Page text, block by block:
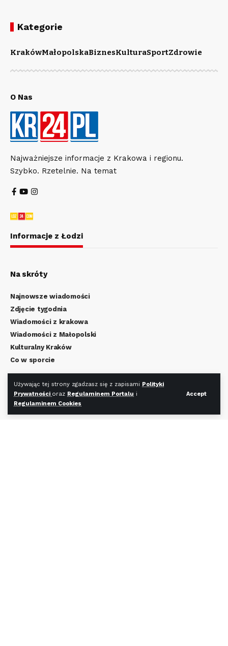
Używając tej strony zgadzasz się z zapisami Polityki
Prywatności oraz Regulaminem Portalu i
Regulaminem Cookies
Accept
Kategorie
KrakówMałopolskaBiznesKulturaSportZdrowie
O Nas
Najważniejsze informacje z Krakowa i regionu.
Szybko. Rzetelnie. Na temat
Informacje z Łodzi
Na skróty
Najnowsze wiadomości
Zdjęcie tygodnia
Wiadomości z krakowa
Wiadomości z Małopolski
Kulturalny Kraków
Co w sporcie
Regulamin Portalu
Polityka Prywatności
Regulamin Cookies